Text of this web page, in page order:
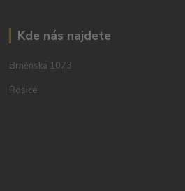
Kde nás najdete
Brněnská 1073
Rosice